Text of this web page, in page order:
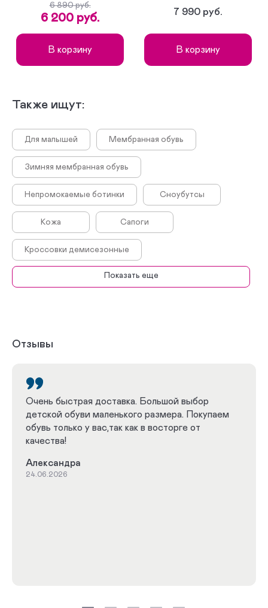
6 890 руб.
6 200 руб.
В корзину
7 990 руб.
В корзину
Также ищут:
Для малышей Мембранная обувь
Зимняя мембранная обувь
Непромокаемые ботинки Сноубутсы
Кожа Сапоги
Кроссовки демисезонные
Сапоги демисезонные
Летние ботинки
Демисезонные полусапоги
Демисезонные полуботинки
Зимние сноубутсы
Показать еще
Отзывы
Очень быстрая доставка. Большой выбор
детской обуви маленького размера. Покупаем
обувь только у вас,так как в восторге от
качества!
Александра
24.06.2026